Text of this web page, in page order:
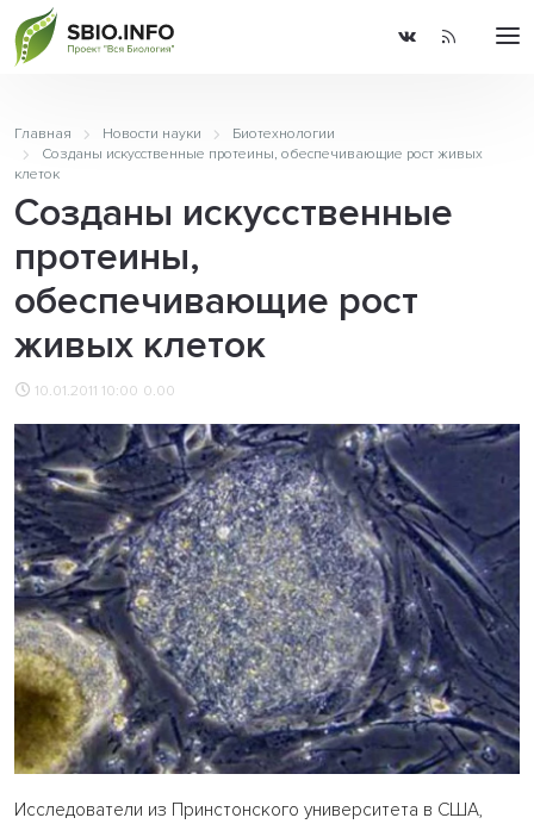
Главная Новости науки
Биотехнологии
Созданы искусственные протеины, обеспечивающие рост живых
клеток
Созданы искусственные
протеины,
обеспечивающие рост
живых клеток
10.01.2011 10:00 0.00
Исследователи из Принстонского университета в США,